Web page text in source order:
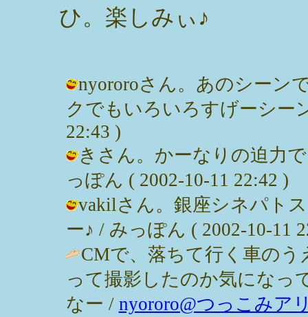
ひ。楽しみぃ♪
nyororoさん。あのシーン
クでもいろいろすげーシー
22:43 )
きさん。かーなりの迫力
っぽん ( 2002-10-11 22:42 )
vakilさん。銀座シネパト
ー♪ / みっぽん ( 2002-10-11
CMで、落ちて行く車の
って撮影したのか気になっ
なー / nyororo@つっこみア